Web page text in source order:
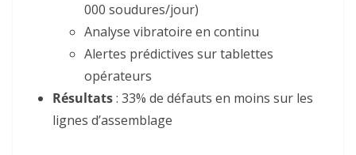
000 soudures/jour)
Analyse vibratoire en continu
Alertes prédictives sur tablettes
opérateurs
Résultats: 33% de défauts en moins sur les
lignes d’assemblage